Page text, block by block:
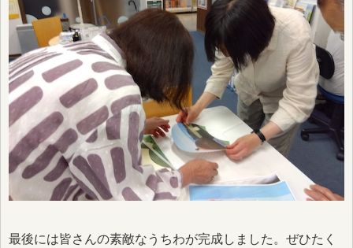
最後には皆さんの素敵なうちわが完成しました。ぜひたく